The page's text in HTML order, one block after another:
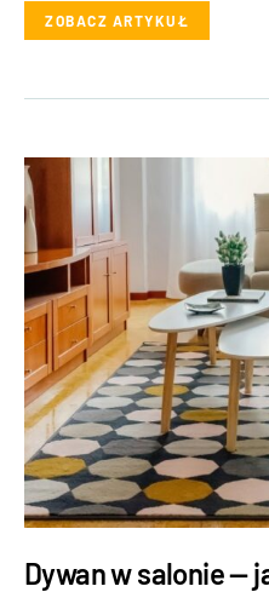
ZOBACZ ARTYKUŁ
Dywan w salonie —